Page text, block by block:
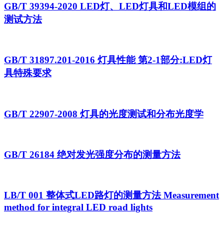
GB/T 39394-2020 LED灯、LED灯具和LED模组的
测试方法
GB/T 31897.201-2016 灯具性能 第2-1部分:LED灯
具特殊要求
GB/T 22907-2008 灯具的光度测试和分布光度学
GB/T 26184 绝对发光强度分布的测量方法
LB/T 001 整体式LED路灯的测量方法 Measurement
method for integral LED road lights